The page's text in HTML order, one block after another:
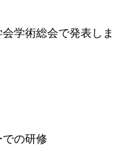
学術総会で発表しま